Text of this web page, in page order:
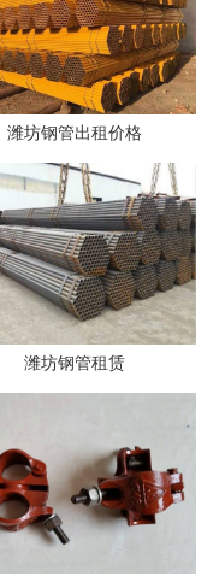
潍坊钢管出租价格
潍坊钢管租赁